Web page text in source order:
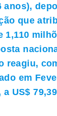
anos),
que
1,110
reagiu,
em
a US$